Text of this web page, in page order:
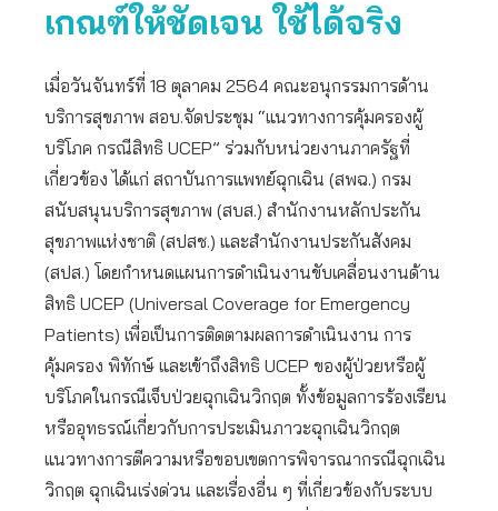
เกณฑ์ให้ชัดเจน ใช้ได้จริง
เมื่อวันจันทร์ที่ 18 ตุลาคม 2564 คณะอนุกรรมการด้าน
บริการสุขภาพ สอบ.จัดประชุม “แนวทางการคุ้มครองผู้
บริโภค กรณีสิทธิ UCEP” ร่วมกับหน่วยงานภาครัฐที่
เกี่ยวข้อง ได้แก่ สถาบันการแพทย์ฉุกเฉิน (สพฉ.) กรม
สนับสนุนบริการสุขภาพ (สบส.) สำนักงานหลักประกัน
สุขภาพแห่งชาติ (สปสช.) และสำนักงานประกันสังคม
(สปส.) โดยกำหนดแผนการดำเนินงานขับเคลื่อนงานด้าน
สิทธิ UCEP (Universal Coverage for Emergency
Patients) เพื่อเป็นการติดตามผลการดำเนินงาน การ
คุ้มครอง พิทักษ์ และเข้าถึงสิทธิ UCEP ของผู้ป่วยหรือผู้
บริโภคในกรณีเจ็บป่วยฉุกเฉินวิกฤต ทั้งข้อมูลการร้องเรียน
หรืออุทธรณ์เกี่ยวกับการประเมินภาวะฉุกเฉินวิกฤต
แนวทางการตีความหรือขอบเขตการพิจารณากรณีฉุกเฉิน
วิกฤต ฉุกเฉินเร่งด่วน และเรื่องอื่น ๆ ที่เกี่ยวข้องกับระบบ